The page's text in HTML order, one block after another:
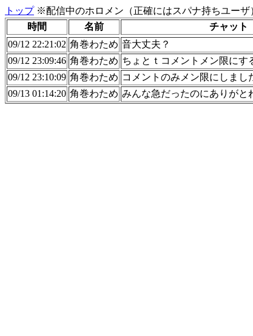
トップ※配信中のホロメン（正確にはスパナ持ちユーザ
時間
名前
チャット
09/12 22:21:02 角巻わため 音大丈夫？
09/12 23:09:46 角巻わため ちょとｔコメントメン限にす
09/12 23:10:09 角巻わため コメントのみメン限にしまし
09/13 01:14:20 角巻わため みんな急だったのにありがと